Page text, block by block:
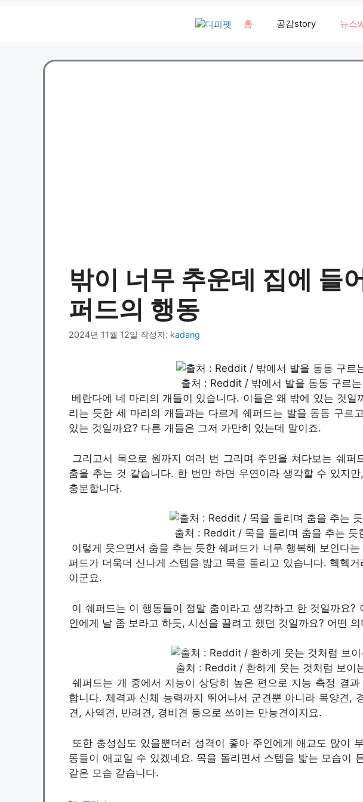
홈 공감story 뉴스
밖이 너무 추운데 집에 들
퍼드의 행동
2024년 11월 12일 작성자: kadang
출처 : Reddit / 밖에서 발을 동동 구르
베란다에 네 마리의 개들이 있습니다. 이들은 왜 밖에 있는 것일
리는 듯한 세 마리의 개들과는 다르게 쉐퍼드는 발을 동동 구르
있는 것일까요? 다른 개들은 그저 가만히 있는데 말이죠.
그리고서 목으로 원까지 여러 번 그리며 주인을 쳐다보는 쉐퍼
춤을 추는 것 같습니다. 한 번만 하면 우연이라 생각할 수 있지
충분합니다.
출처 : Reddit / 목을 돌리며 춤을 추는 듯
이렇게 웃으면서 춤을 추는 듯한 쉐퍼드가 너무 행복해 보인다
퍼드가 더욱더 신나게 스텝을 밟고 목을 돌리고 있습니다. 헥헥
이군요.
이 쉐퍼드는 이 행동들이 정말 춤이라고 생각하고 한 것일까요?
인에게 날 좀 보라고 하듯, 시선을 끌려고 했던 것일까요? 어떤
출처 : Reddit / 환하게 웃는 것처럼 보이
쉐퍼드는 개 중에서 지능이 상당히 높은 편으로 지능 측정 결
합니다. 체격과 신체 능력까지 뛰어나서 군견뿐 아니라 목양견,
견, 사역견, 반려견, 경비견 등으로 쓰이는 만능견이지요.
또한 충성심도 있을뿐더러 성격이 좋아 주인에게 애교도 많이
동들이 애교일 수 있겠네요. 목을 돌리면서 스텝을 밟는 모습이
같은 모습 같습니다.